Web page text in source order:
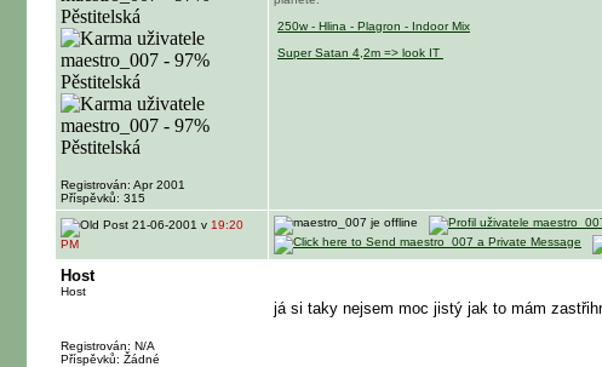
Registrován: Apr 2001
Příspěvků: 315
250w - Hlina - Plagron - Indoor Mix
Super Satan 4,2m => look IT
21-06-2001 v 19:20
PM
Host
Host
Registrován: N/A
Příspěvků: Žádné
já si taky nejsem moc jistý jak to mám